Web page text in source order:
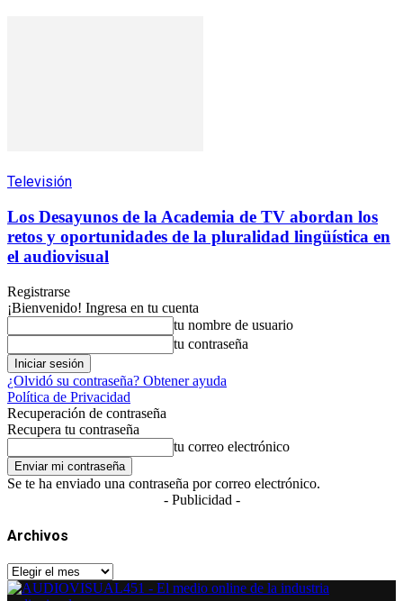
Televisión
Los Desayunos de la Academia de TV abordan los
retos y oportunidades de la pluralidad lingüística en
el audiovisual
Registrarse
¡Bienvenido! Ingresa en tu cuenta
tu nombre de usuario
tu contraseña
¿Olvidó su contraseña? Obtener ayuda
Política de Privacidad
Recuperación de contraseña
Recupera tu contraseña
tu correo electrónico
Se te ha enviado una contraseña por correo electrónico.
- Publicidad -
Archivos
Archivos